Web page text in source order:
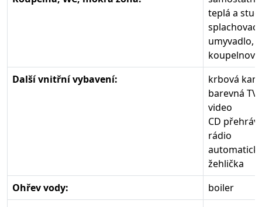
teplá a
umyvadlo,
Další vnitřní vybavení:
krbová
barevná
video
CD
rádio
žehlička
Ohřev vody:
boiler